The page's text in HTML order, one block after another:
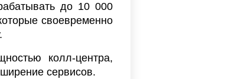
до 10 000
своевременно
колл-центра,
сервисов.